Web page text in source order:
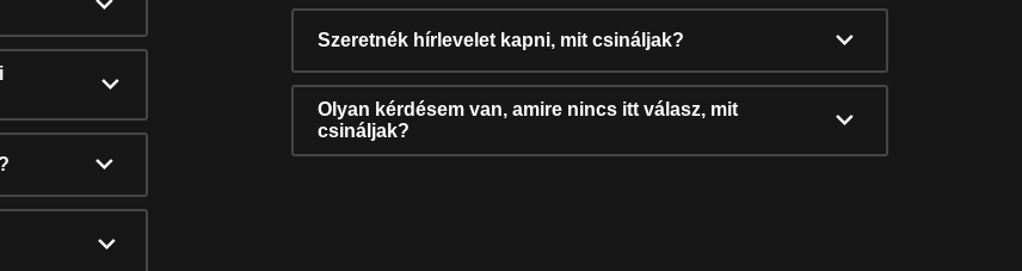
Szeretnék hírlevelet kapni, mit csináljak?
Olyan kérdésem van, amire nincs itt válasz, mit
csináljak?